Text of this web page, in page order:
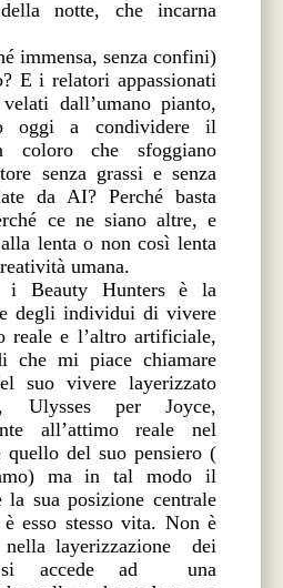
notte, che incarna
immensa, senza confini)
E i relatori appassionati
dall’umano pianto,
oggi a condividere il
coloro che sfoggiano
senza grassi e senza
da AI? Perché basta
ce ne siano altre, e
lenta o non così lenta
umana.
i Beauty Hunters è la
degli individui di vivere
reale e l’altro artificiale,
che mi piace chiamare
suo vivere layerizzato
Ulysses per Joyce,
all’attimo reale nel
quello del suo pensiero (
ma in tal modo il
la sua posizione centrale
esso stesso vita. Non è
layerizzazione
dei
si accede ad
una